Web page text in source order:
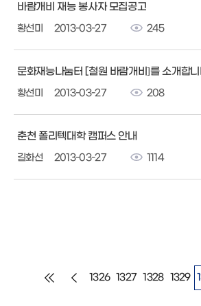
바람개비 재능 봉사자 모집공고
황선미 2013-03-27 245
문화재능나눔터 [철원 바람개비]를 소개합
황선미 2013-03-27 208
춘천 폴리텍대학 캠퍼스 안내
길화선 2013-03-27 1114
1326 1327 1328 1329